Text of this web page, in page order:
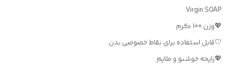
Virgin SOAP
💖وزن 100 گرم
🤍قابل استفاده برای نقاط خصوصی بدن
💖رایحه خوشبو و ملایم